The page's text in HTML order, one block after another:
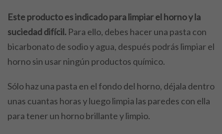
Este producto es indicado para limpiar el horno y la
suciedad difícil. Para ello, debes hacer una pasta con
bicarbonato de sodio y agua, después podrás limpiar el
horno sin usar ningún productos químico.
Sólo haz una pasta en el fondo del horno, déjala dentro
unas cuantas horas y luego limpia las paredes con ella
para tener un horno brillante y limpio.